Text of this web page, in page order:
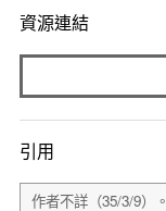
資源連結
引用